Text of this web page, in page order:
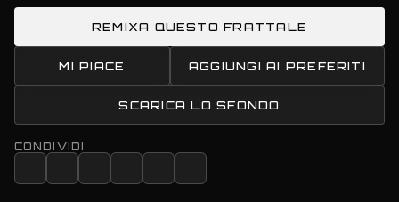
REMIXA QUESTO FRATTALE
MI PIACE AGGIUNGI AI PREFERITI
SCARICA LO SFONDO
CONDIVIDI